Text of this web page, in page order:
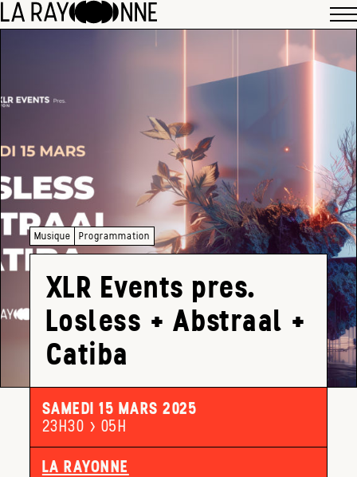
Musique Programmation
XLR Events pres.
Losless + Abstraal +
Catiba
SAMEDI 15 MARS 2025
23H30 > 05H
LA RAYONNE